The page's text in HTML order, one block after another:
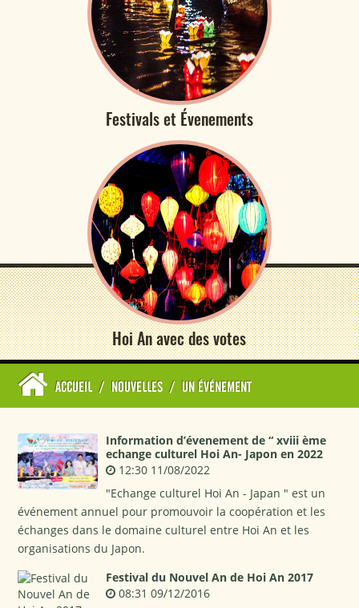
Festivals et Évenements
Hoi An avec des votes
ACCUEIL / NOUVELLES / UN ÉVÉNEMENT
Information d’évenement de “ xviii ème
echange culturel Hoi An- Japon en 2022
12:30 11/08/2022
"Echange culturel Hoi An - Japan " est un
événement annuel pour promouvoir la coopération et les
échanges dans le domaine culturel entre Hoi An et les
organisations du Japon.
Festival du Nouvel An de Hoi An 2017
08:31 09/12/2016